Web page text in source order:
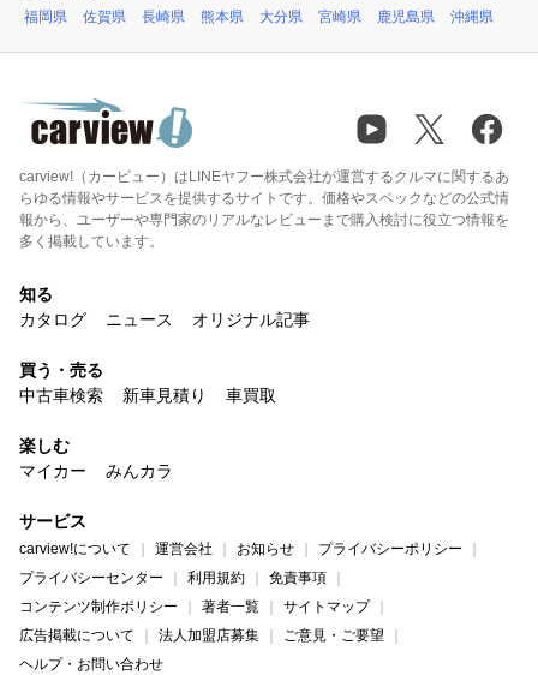
福岡県
佐賀県 長崎県 熊本県 大分県 宮崎県 鹿児島県 沖縄県
carview!（カービュー）はLINEヤフー株式会社が運営するクルマに関するあ
らゆる情報やサービスを提供するサイトです。価格やスペックなどの公式情
報から、ユーザーや専門家のリアルなレビューまで購入検討に役立つ情報を
多く掲載しています。
知る
カタログ
ニュース オリジナル記事
買う・売る
中古車検索
新車見積り 車買取
楽しむ
マイカー
みんカラ
サービス
carview!について 運営会社 お知らせ
プライバシーポリシー
プライバシーセンター
利用規約
免責事項
コンテンツ制作ポリシー
著者一覧
サイトマップ
広告掲載について
法人加盟店募集
ご意見・ご要望
ヘルプ・お問い合わせ